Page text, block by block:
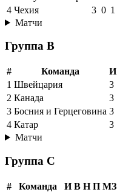
4 Чехия 3 0 1
Матчи
Группа B
# Команда И
1 Швейцария 3
2 Канада 3
3 Босния и Герцеговина 3
4 Катар 3
Матчи
Группа C
# Команда И В Н П МЗ